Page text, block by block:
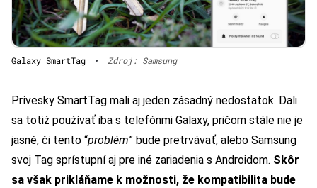
Galaxy SmartTag • Zdroj: Samsung
Prívesky SmartTag mali aj jeden zásadný nedostatok. Dali
sa totiž používať iba s telefónmi Galaxy, pričom stále nie je
jasné, či tento “problém” bude pretrvávať, alebo Samsung
svoj Tag sprístupní aj pre iné zariadenia s Androidom. Skôr
sa však prikláňame k možnosti, že kompatibilita bude